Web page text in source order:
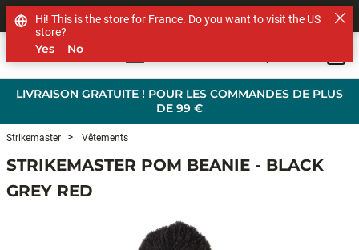
LIVRAISON GRATUITE ! POUR LES COMMANDES DE PLUS
DE 99 €
SHOP OTHER BRANDS
Strikemaster Vêtements
STRIKEMASTER POM BEANIE - BLACK
GREY RED
Hi! This is the store for France. Do you want to visit the US
store?
Yes No